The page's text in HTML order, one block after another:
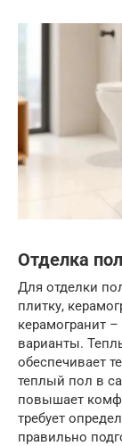
Отделка
Для отделки
плитку,
керамогранит
варианты.
обеспечивает
теплый пол в
повышает
требует
правильно